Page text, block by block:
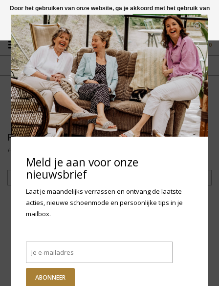
Vragen? App naar +31 58 250 1503
0
GRATIS VERZENDING NL
Vanaf € 75,-
FYSIEKE WINKEL
in Mantgum (frl)
fdad
Rainboots
Home
Filteren
Waterproof - Black
€109,95€76,97
Door het gebruiken van onze website, ga je akkoord met het gebruik van
cookies om onze website te verbeteren.
Dit bericht verbergen
Meer over cookies »
Meld je aan voor onze
nieuwsbrief
Laat je maandelijks verrassen en ontvang de laatste
acties, nieuwe schoenmode en persoonlijke tips in je
mailbox.
ABONNEER